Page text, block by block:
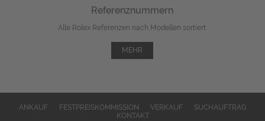
Referenznummern
Alle Rolex Referenzen nach Modellen sortiert.
MEHR
ANKAUF FESTPREISKOMMISSION VERKAUF
SUCHAUFTRAG
KONTAKT